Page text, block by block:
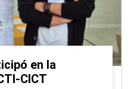
en la
CICT